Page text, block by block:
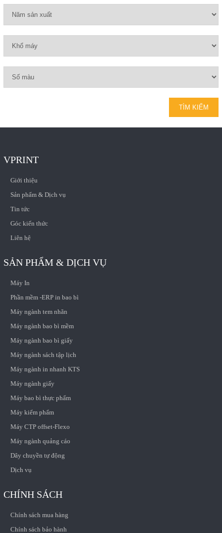
VPRINT
Giới thiệu
Sản phẩm & Dịch vụ
Tin tức
Góc kiến thức
Liên hệ
SẢN PHẨM & DỊCH VỤ
Máy In
Phần mềm -ERP in bao bì
Máy ngành tem nhãn
Máy ngành bao bì mềm
Máy ngành bao bì giấy
Máy ngành sách tập lịch
Máy ngành in nhanh KTS
Máy ngành giấy
Máy bao bì thực phẩm
Máy kiểm phẩm
Máy CTP offset-Flexo
Máy ngành quảng cáo
Dây chuyền tự động
Dịch vụ
CHÍNH SÁCH
Chính sách mua hàng
Chính sách bảo hành